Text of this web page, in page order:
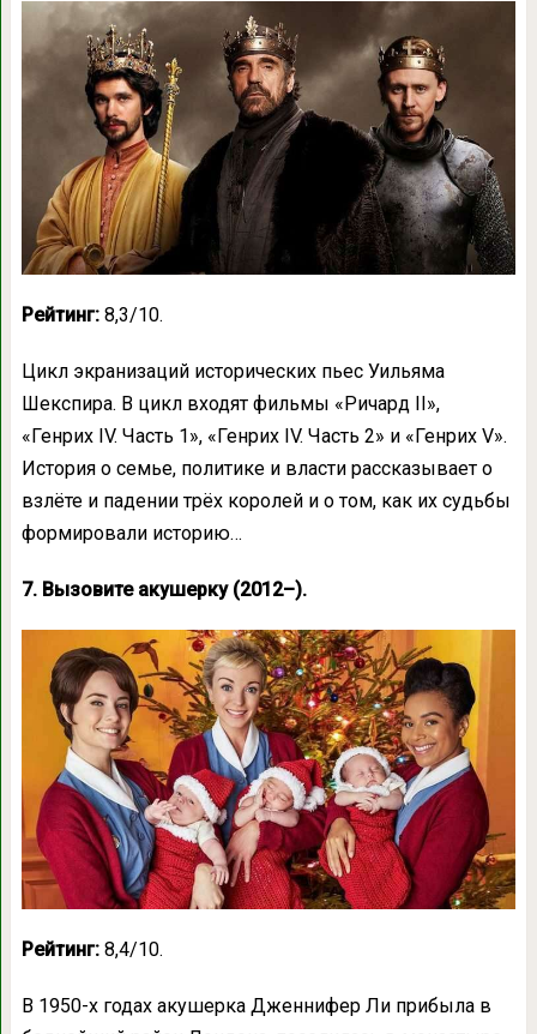
Рейтинг: 8,3/10.
Цикл экранизаций исторических пьес Уильяма
Шекспира. В цикл входят фильмы «Ричард II»,
«Генрих IV. Часть 1», «Генрих IV. Часть 2» и «Генрих V».
История о семье, политике и власти рассказывает о
взлёте и падении трёх королей и о том, как их судьбы
формировали историю…
7. Вызовите акушерку (2012–).
Рейтинг:8,4/10.
В 1950-х годах акушерка Дженнифер Ли прибыла в